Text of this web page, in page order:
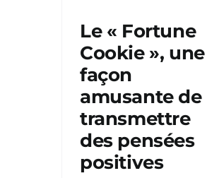
Le « Fortune Cookie », une
façon amusante de
transmettre des pensées
positives
Le « Fortune
Cookie », une
façon
amusante de
transmettre
des pensées
positives